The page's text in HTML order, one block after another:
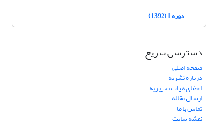
دوره 1 (1392)
دسترسی سریع
صفحه اصلی
درباره نشریه
اعضای هیات تحریریه
ارسال مقاله
تماس با ما
نقشه سایت